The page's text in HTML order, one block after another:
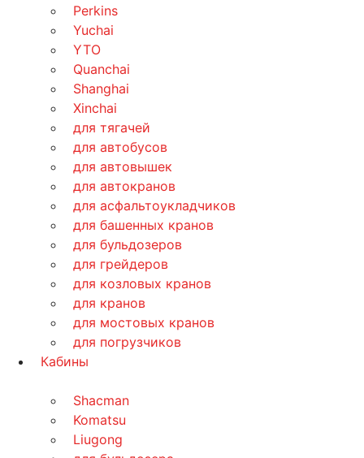
Perkins
Yuchai
YTO
Quanchai
Shanghai
Xinchai
для тягачей
для автобусов
для автовышек
для автокранов
для асфальтоукладчиков
для башенных кранов
для бульдозеров
для грейдеров
для козловых кранов
для кранов
для мостовых кранов
для погрузчиков
Кабины
Shacman
Komatsu
Liugong